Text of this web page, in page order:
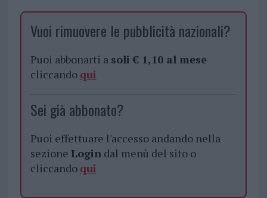
Vuoi rimuovere le pubblicità nazionali?
Puoi abbonarti a soli € 1,10 al mese
cliccando qui
Sei già abbonato?
Puoi effettuare l'accesso andando nella
sezione Logindal menù del sito o
cliccando qui